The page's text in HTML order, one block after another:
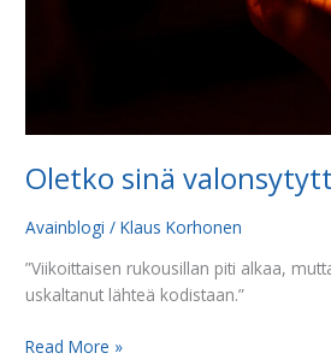
Oletko sinä
Avainblogi /Klaus Korhonen
”Viikoittaisen rukousillan piti alkaa,
uskaltanut lähteä kodistaan.”
Read More »